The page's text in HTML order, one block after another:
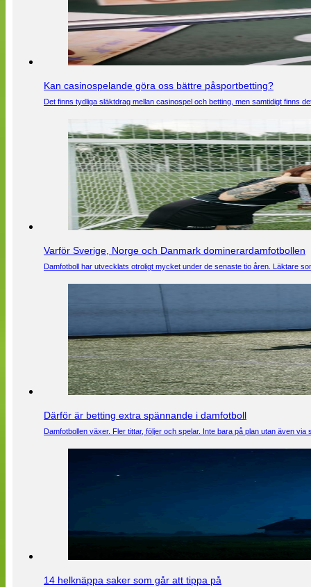
Kan casinospelande göra oss bättre påsportbetting?
Det finns tydliga släktdrag mellan casinospel och betting, men samtidigt finns
Varför Sverige, Norge och Danmark dominerardamfotbollen
Damfotboll har utvecklats otroligt mycket under de senaste tio åren. Läktare
Därför är betting extra spännande i damfotboll
Damfotbollen växer. Fler tittar, följer och spelar. Inte bara på plan utan även
14 helknäppa saker som går att tippa på